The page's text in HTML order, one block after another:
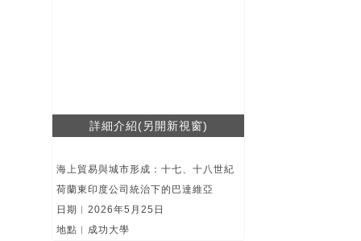
詳細介紹(另開新視窗)
海上貿易與城市形成：十七、十八世紀
荷蘭東印度公司統治下的巴達維亞
日期︱2026年5月25日
地點︱成功大學